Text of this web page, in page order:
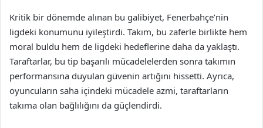
Kritik bir dönemde alınan bu galibiyet, Fenerbahçe’nin
ligdeki konumunu iyileştirdi. Takım, bu zaferle birlikte hem
moral buldu hem de ligdeki hedeflerine daha da yaklaştı.
Taraftarlar, bu tip başarılı mücadelelerden sonra takımın
performansına duyulan güvenin artığını hissetti. Ayrıca,
oyuncuların saha içindeki mücadele azmi, taraftarların
takıma olan bağlılığını da güçlendirdi.